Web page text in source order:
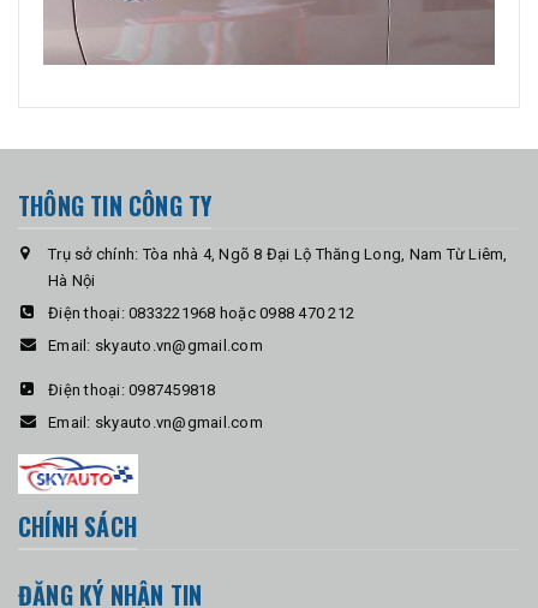
THÔNG TIN CÔNG TY
Trụ sở chính: Tòa nhà 4, Ngõ 8 Đại Lộ Thăng Long, Nam Từ Liêm,
Hà Nội
Điện thoại: 0833221968 hoặc 0988 470 212
Email: skyauto.vn@gmail.com
Điện thoại: 0987459818
Email: skyauto.vn@gmail.com
CHÍNH SÁCH
ĐĂNG KÝ NHẬN TIN